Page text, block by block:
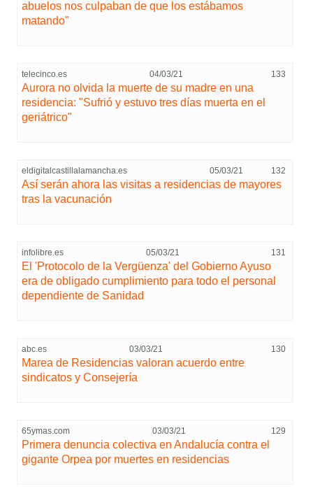
abuelos nos culpaban de que los estábamos
matando"
telecinco.es 04/03/21 133
Aurora no olvida la muerte de su madre en una
residencia: "Sufrió y estuvo tres días muerta en el
geriátrico"
eldigitalcastillalamancha.es 05/03/21 132
Así serán ahora las visitas a residencias de mayores
tras la vacunación
infolibre.es 05/03/21 131
El 'Protocolo de la Vergüenza' del Gobierno Ayuso
era de obligado cumplimiento para todo el personal
dependiente de Sanidad
abc.es 03/03/21 130
Marea de Residencias valoran acuerdo entre
sindicatos y Consejería
65ymas.com 03/03/21 129
Primera denuncia colectiva en Andalucía contra el
gigante Orpea por muertes en residencias